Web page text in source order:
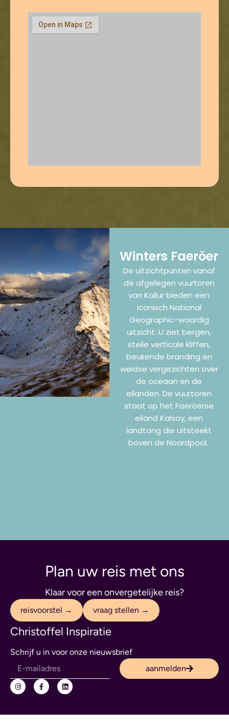
Winters Faeröer
De uitzichtpunten vanaf
de afgelegen vuurtoren
van Kallur bieden een
iconisch National
Geographic-waardig
uitzicht. U ziet bergen,
steile verticale kliffen,
beukende branding en
weidse vergezichten over
de oceaan en de
eilanden. De vuurtoren
staat op het Faeröerse
eiland Kalsoy, een
landtong die uitsteekt
boven de Noordpool.
Plan uw reis met ons
Klaar voor een onvergetelijke reis?
reisvoorstel → vraag stellen →
Christoffel Inspiratie
Schrijf u in voor onze nieuwsbrief
aanmelden